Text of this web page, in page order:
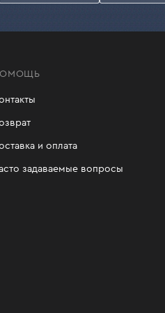
от повреждений диск пилы;
и оплата
задаваемые вопросы